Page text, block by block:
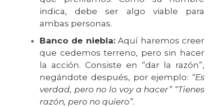
indica, debe ser algo viable para
ambas personas.
Banco de niebla:Aquí haremos creer
que cedemos terreno, pero sin hacer
la acción. Consiste en “dar la razón”,
negándote después, por ejemplo: “Es
verdad, pero no lo voy a hacer” “Tienes
razón, pero no quiero”.